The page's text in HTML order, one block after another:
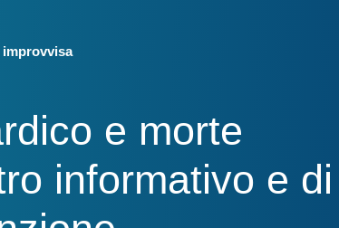
e morte
informativo e di